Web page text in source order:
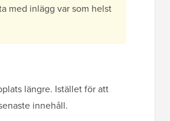
med inlägg var som helst
längre. Istället för att
innehåll.